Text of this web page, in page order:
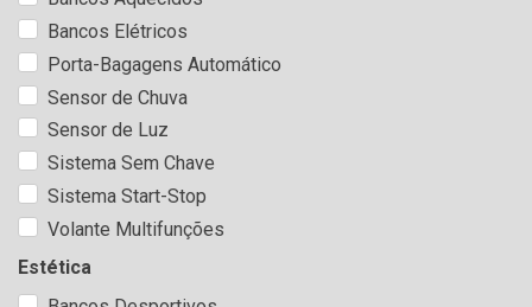
Bancos Elétricos
Porta-Bagagens Automático
Sensor de Chuva
Sensor de Luz
Sistema Sem Chave
Sistema Start-Stop
Volante Multifunções
Estética